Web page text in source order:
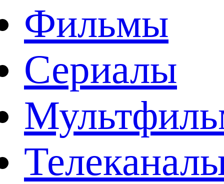
Фильмы
Сериалы